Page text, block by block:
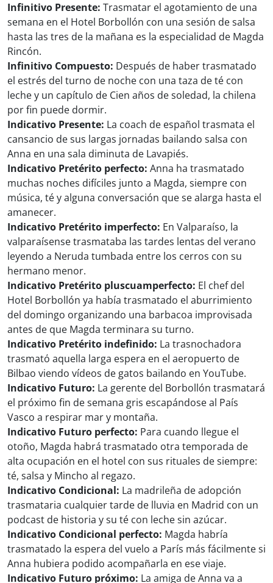
Infinitivo Presente: Trasmatar el agotamiento de una
semana en el Hotel Borbollón con una sesión de salsa
hasta las tres de la mañana es la especialidad de Magda
Rincón.
Infinitivo Compuesto: Después de haber trasmatado
el estrés del turno de noche con una taza de té con
leche y un capítulo de Cien años de soledad, la chilena
por fin puede dormir.
Indicativo Presente: La coach de español trasmata el
cansancio de sus largas jornadas bailando salsa con
Anna en una sala diminuta de Lavapiés.
Indicativo Pretérito perfecto: Anna ha trasmatado
muchas noches difíciles junto a Magda, siempre con
música, té y alguna conversación que se alarga hasta el
amanecer.
Indicativo Pretérito imperfecto: En Valparaíso, la
valparaísense trasmataba las tardes lentas del verano
leyendo a Neruda tumbada entre los cerros con su
hermano menor.
Indicativo Pretérito pluscuamperfecto: El chef del
Hotel Borbollón ya había trasmatado el aburrimiento
del domingo organizando una barbacoa improvisada
antes de que Magda terminara su turno.
Indicativo Pretérito indefinido: La trasnochadora
trasmatό aquella larga espera en el aeropuerto de
Bilbao viendo vídeos de gatos bailando en YouTube.
Indicativo Futuro: La gerente del Borbollón trasmatará
el próximo fin de semana gris escapándose al País
Vasco a respirar mar y montaña.
Indicativo Futuro perfecto: Para cuando llegue el
otoño, Magda habrá trasmatado otra temporada de
alta ocupación en el hotel con sus rituales de siempre:
té, salsa y Mincho al regazo.
Indicativo Condicional: La madrileña de adopción
trasmataria cualquier tarde de lluvia en Madrid con un
podcast de historia y su té con leche sin azúcar.
Indicativo Condicional perfecto: Magda habría
trasmatado la espera del vuelo a París más fácilmente si
Anna hubiera podido acompañarla en ese viaje.
Indicativo Futuro próximo: La amiga de Anna va a